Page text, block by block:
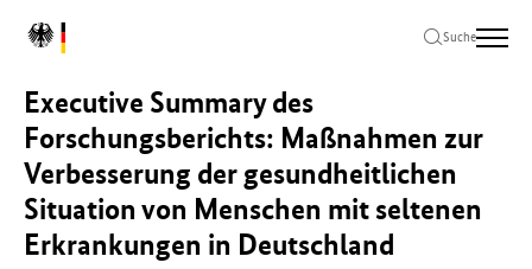
Hauptinhalt
springen
Hauptnavigation
springen
Seitenende
springen
L
o
B
u
n
d
e
s
Suche
Executive Summary des
Forschungsberichts: Maßnahmen zur
Verbesserung der gesundheitlichen
Situation von Menschen mit seltenen
Erkrankungen in Deutschland